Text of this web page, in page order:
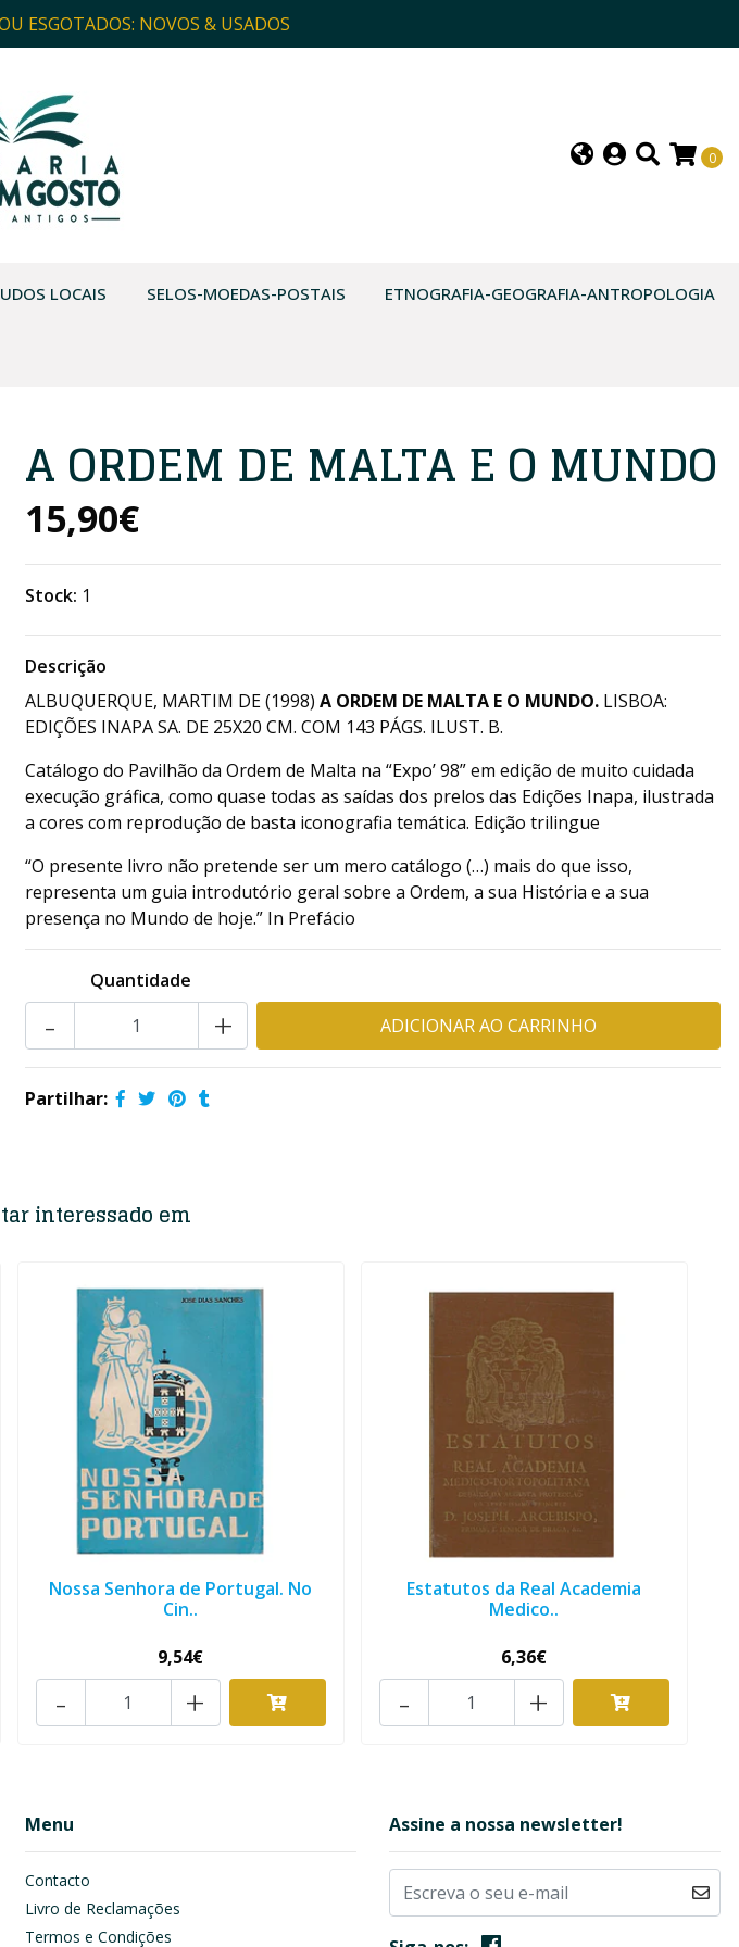
ESGOTADOS: NOVOS & USADOS
0
LOCAIS SELOS-MOEDAS-POSTAIS ETNOGRAFIA-GEOGRAFIA-ANTROPOLOGIA
A ORDEM DE MALTA E O MUNDO
15,90€
Stock: 1
Descrição
ALBUQUERQUE, MARTIM DE (1998) A ORDEM DE MALTA E O MUNDO. LISBOA:
EDIÇÕES INAPA SA. DE 25X20 CM. COM 143 PÁGS. ILUST. B.
Catálogo do Pavilhão da Ordem de Malta na “Expo’ 98” em edição de muito cuidada
execução gráfica, como quase todas as saídas dos prelos das Edições Inapa, ilustrada
a cores com reprodução de basta iconografia temática. Edição trilingue
“O presente livro não pretende ser um mero catálogo (…) mais do que isso,
representa um guia introdutório geral sobre a Ordem, a sua História e a sua
presença no Mundo de hoje.” In Prefácio
Quantidade
+
-
Partilhar:
interessado em
Nossa Senhora de Portugal. No
Cin..
9,54€
+
-
Estatutos da Real Academia
Medico..
6,36€
+
-
Menu
Contacto
Livro de Reclamações
Termos e Condições
Assine a nossa newsletter!